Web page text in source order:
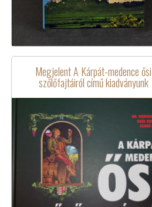
Megjelent A Kárpát-medence ősi
szőlőfajtáiról című kiadványunk